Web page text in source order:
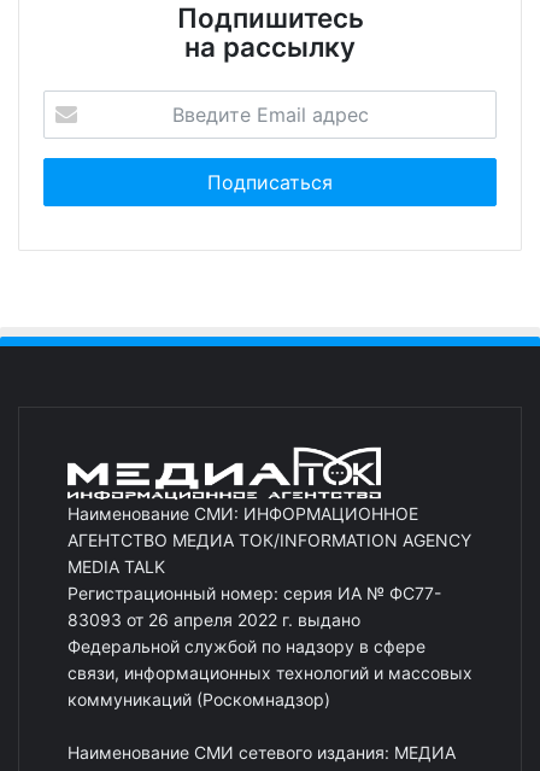
Подпишитесь
на рассылку
Наименование СМИ: ИНФОРМАЦИОННОЕ
АГЕНТСТВО МЕДИА ТОК/INFORMATION AGENCY
MEDIA TALK
Регистрационный номер: серия ИА № ФС77-
83093 от 26 апреля 2022 г. выдано
Федеральной службой по надзору в сфере
связи, информационных технологий и массовых
коммуникаций (Роскомнадзор)
Наименование СМИ сетевого издания: МЕДИА